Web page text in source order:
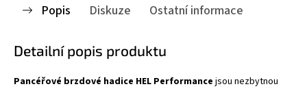
Popis Diskuze Ostatní informace
Detailní popis produktu
Pancéřové brzdové hadice HEL Performance jsou nezbytnou